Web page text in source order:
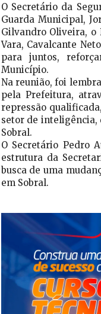
O Secretário da
Guarda Municipal,
Gilvandro Oliveira, o
Vara, Cavalcante
para juntos,
Município.
Na reunião, foi
pela Prefeitura,
repressão
setor de inteligência,
Sobral.
O Secretário Pedro
estrutura da
busca de uma
em Sobral.